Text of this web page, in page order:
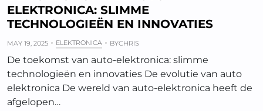
ELEKTRONICA: SLIMME
TECHNOLOGIEËN EN INNOVATIES
MAY 19, 2025 ELEKTRONICA BYCHRIS
De toekomst van auto-elektronica: slimme
technologieën en innovaties De evolutie van auto
elektronica De wereld van auto-elektronica heeft de
afgelopen…